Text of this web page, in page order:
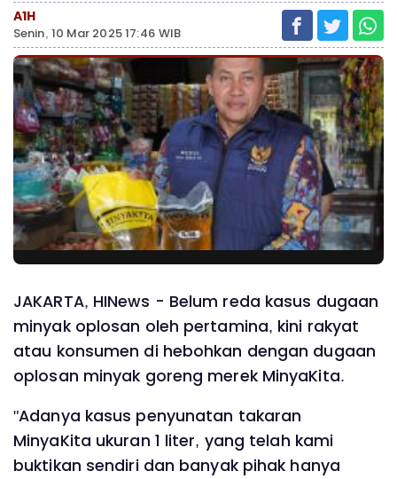
A1H
Senin, 10 Mar 2025 17:46 WIB
JAKARTA, HINews - Belum reda kasus dugaan
minyak oplosan oleh pertamina, kini rakyat
atau konsumen di hebohkan dengan dugaan
oplosan minyak goreng merek MinyaKita.
"Adanya kasus penyunatan takaran
MinyaKita ukuran 1 liter, yang telah kami
buktikan sendiri dan banyak pihak hanya